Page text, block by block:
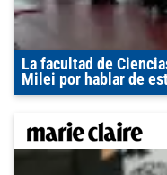
La facultad de
Milei por hablar de